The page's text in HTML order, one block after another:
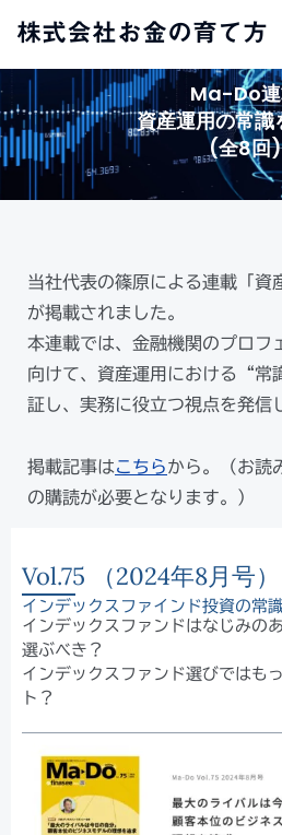
株式会社お金の育て方
Ma-Do
資産運用の常識
(全8回)
当社代表の篠原による連載「資
が掲載されました。
本連載では、金融機関のプロフ
向けて、資産運用における“常
証し、実務に役立つ視点を発信
掲載記事はこちらから。（お読
の購読が必要となります。）
Vol.75 （2024年8月号）​
インデックスファインド投資の常
インデックスファンドはなじみの
選ぶべき？
インデックスファンド選びではも
ト？